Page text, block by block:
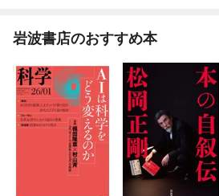
岩波書店のおすすめ本